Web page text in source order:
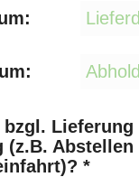
bzgl. Lieferung
(z.B. Abstellen
*